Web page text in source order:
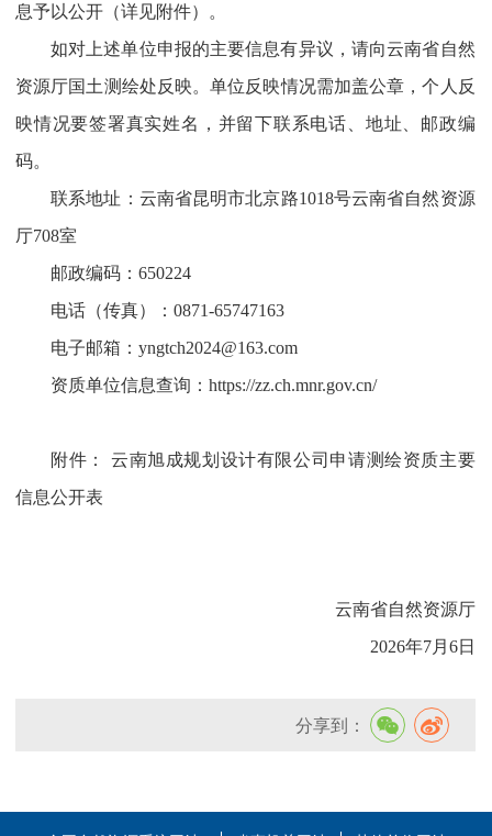
息予以公开（详见附件）。
如对上述单位申报的主要信息有异议，请向云南省自然
资源厅国土测绘处反映。单位反映情况需加盖公章，个人反
映情况要签署真实姓名，并留下联系电话、地址、邮政编
码。
联系地址：云南省昆明市北京路1018号云南省自然资源
厅708室
邮政编码：650224
电话（传真）：0871-65747163
电子邮箱：yngtch2024@163.com
资质单位信息查询：https://zz.ch.mnr.gov.cn/
附件：
云南旭成规划设计有限公司申请测绘资质主要
信息公开表
云南省自然资源厅
2026年7月6日
分享到：